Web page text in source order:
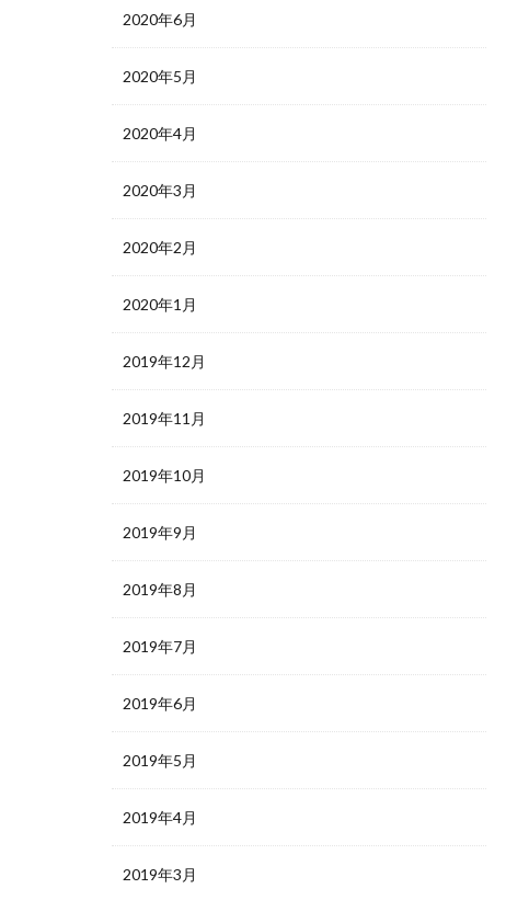
2020年6月
2020年5月
2020年4月
2020年3月
2020年2月
2020年1月
2019年12月
2019年11月
2019年10月
2019年9月
2019年8月
2019年7月
2019年6月
2019年5月
2019年4月
2019年3月